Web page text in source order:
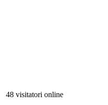
48 visitatori online